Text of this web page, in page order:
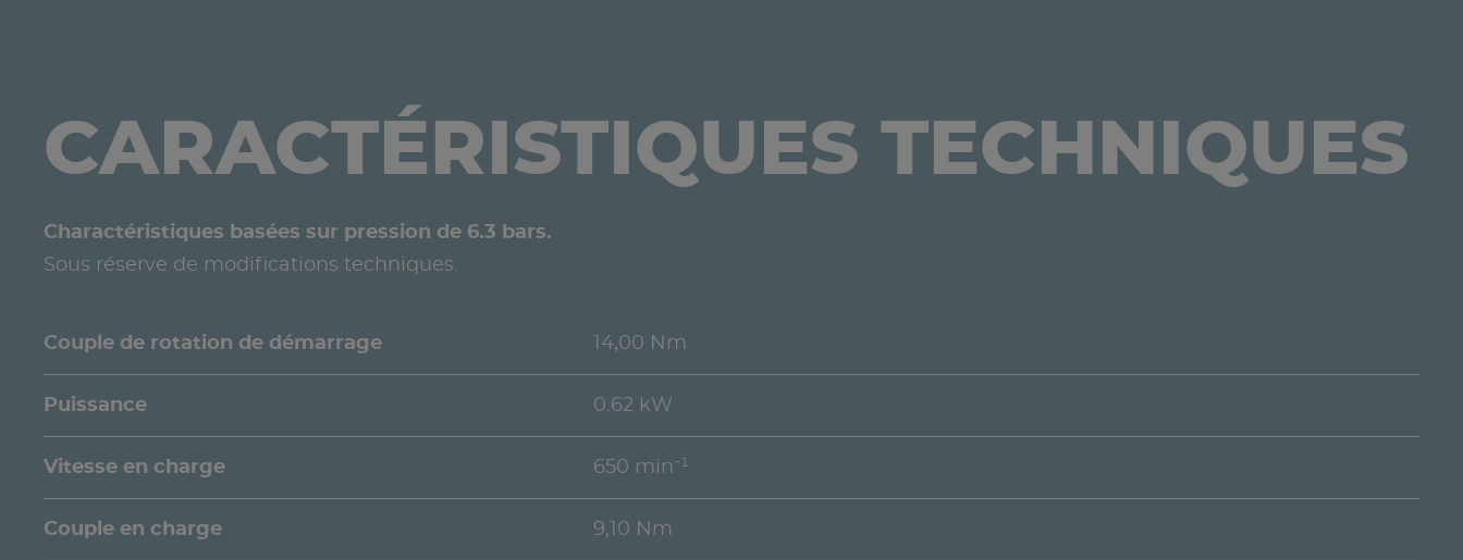
CARACTÉRISTIQUES TECHNIQUES
Charactéristiques basées sur pression de 6.3 bars.
Sous réserve de modifications techniques.
Couple de rotation de démarrage 14,00 Nm
Puissance 0.62 kW
Vitesse en charge 650 min⁻¹
Couple en charge 9,10 Nm